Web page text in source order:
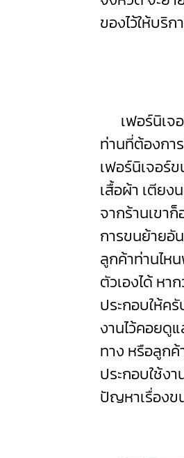
ของไว้ให้บริ
เฟอร์นิเจ
ท่านที่ต้องกา
เฟอร์นิเจอร์
เสื้อผ้า เตียง
จากร้านเขา
การขนย้ายอั
ลูกค้าท่านไห
ตัวเองได้ หา
ประกอบให้ค
งานไว้คอยดู
ทาง หรือลูกค้
ประกอบใช้ง
ปัญหาเรื่องข